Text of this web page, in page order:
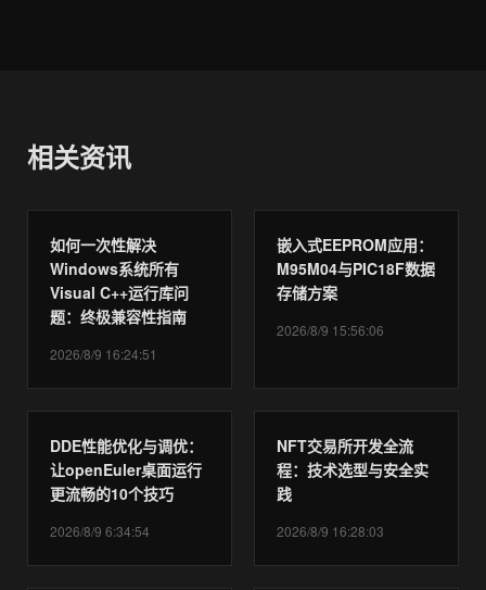
相关资讯
如何一次性解决
Windows系统所有
Visual C++运行库问
题：终极兼容性指南
2026/8/9 16:24:51
嵌入式EEPROM应用：
M95M04与PIC18F数据
存储方案
2026/8/9 15:56:06
DDE性能优化与调优：
让openEuler桌面运行
更流畅的10个技巧
2026/8/9 6:34:54
NFT交易所开发全流
程：技术选型与安全实
践
2026/8/9 16:28:03